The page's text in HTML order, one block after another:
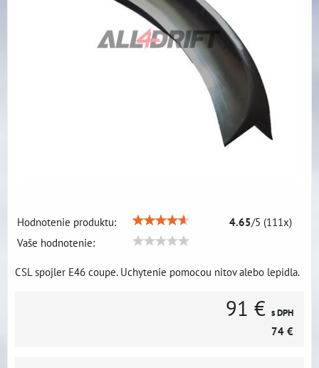
Hodnotenie produktu: 4.65/5 (111x)
Vaše hodnotenie:
CSL spojler E46 coupe. Uchytenie pomocou nitov alebo lepidla.
91 € s DPH
74 €